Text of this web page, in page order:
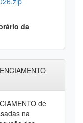
da
de
na